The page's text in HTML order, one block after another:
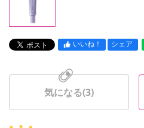
いいね！ シェア
気になる(3)